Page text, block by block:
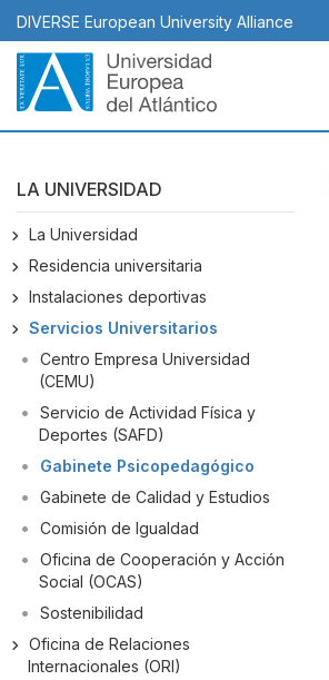
Pasar
al
contenido
principal
DIVERSE European University Alliance
LA UNIVERSIDAD
La Universidad
Residencia universitaria
Instalaciones deportivas
Servicios Universitarios
Centro Empresa Universidad
(CEMU)
Servicio de Actividad Física y
Deportes (SAFD)
Gabinete Psicopedagógico
Gabinete de Calidad y Estudios
Comisión de Igualdad
Oficina de Cooperación y Acción
Social (OCAS)
Sostenibilidad
Oficina de Relaciones
Internacionales (ORI)